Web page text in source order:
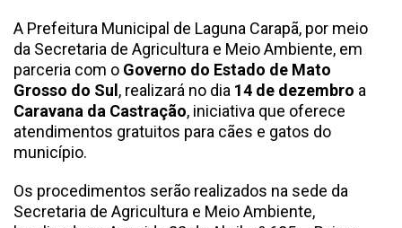
A Prefeitura Municipal de Laguna Carapã, por meio
da Secretaria de Agricultura e Meio Ambiente, em
parceria com o Governo do Estado de Mato
Grosso do Sul , realizará no dia 14 de dezembro a
Caravana da Castração, iniciativa que oferece
atendimentos gratuitos para cães e gatos do
município.
Os procedimentos serão realizados na sede da
Secretaria de Agricultura e Meio Ambiente,